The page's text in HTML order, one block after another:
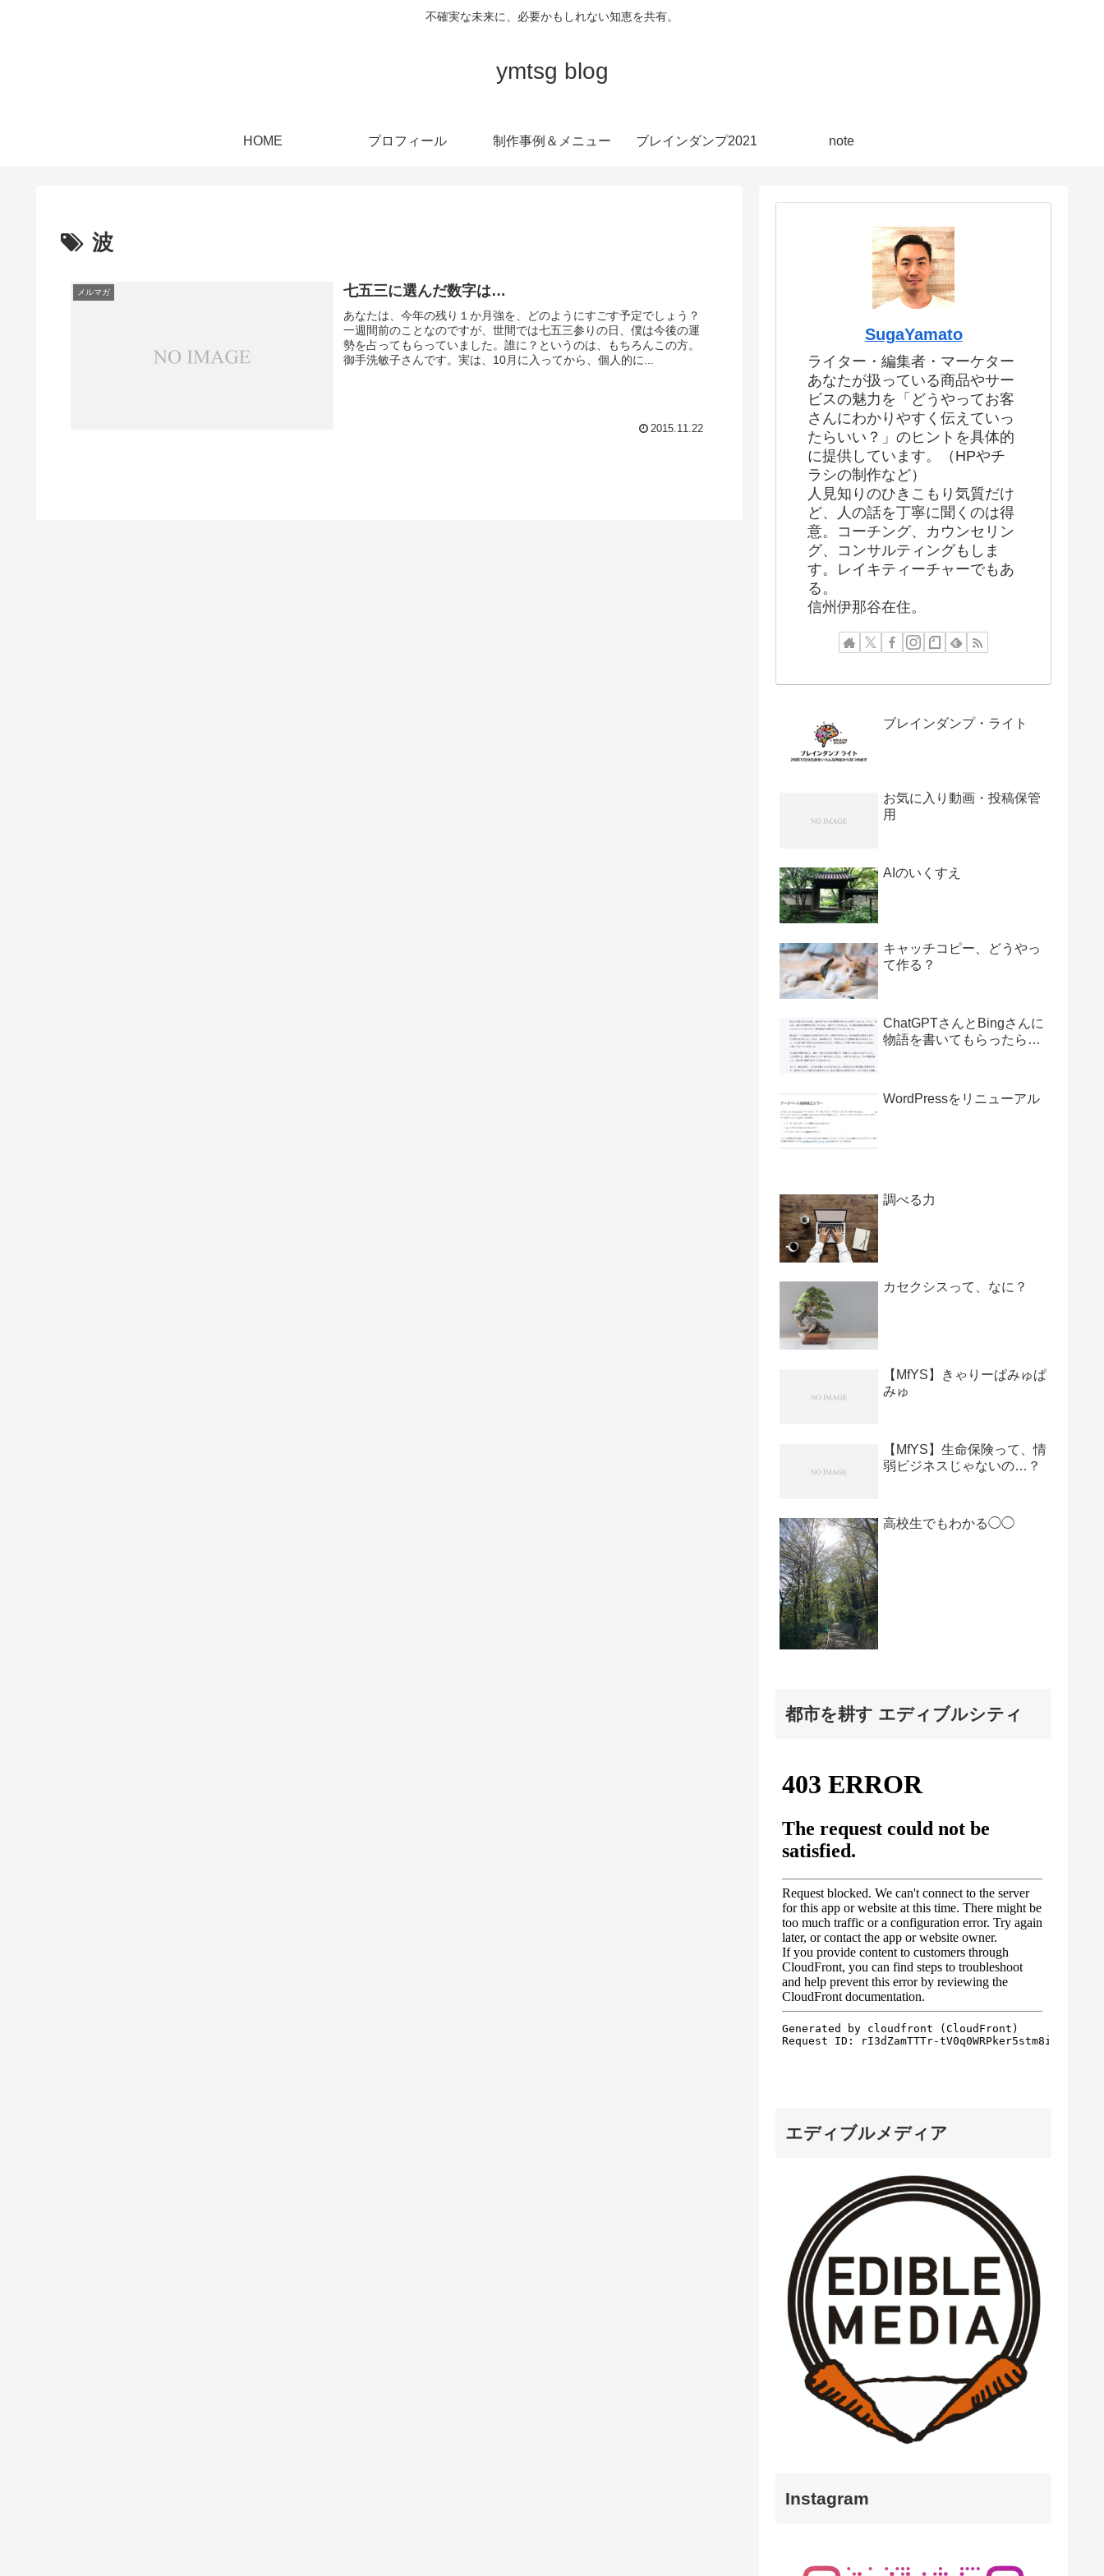
不確実な未来に、必要かもしれない知恵を共有。
ymtsg blog
HOME プロフィール 制作事例＆メニュー ブレインダンプ2021 note
波
メルマガ 七五三に選んだ数字は…
あなたは、今年の残り１か月強を、どのようにすごす予定でしょう？
一週間前のことなのですが、世間では七五三参りの日、僕は今後の運
勢を占ってもらっていました。誰に？というのは、もちろんこの方。
御手洗敏子さんです。実は、10月に入ってから、個人的に...
2015.11.22
SugaYamato
ライター・編集者・マーケター
あなたが扱っている商品やサー
ビスの魅力を「どうやってお客
さんにわかりやすく伝えていっ
たらいい？」のヒントを具体的
に提供しています。（HPやチ
ラシの制作など）
人見知りのひきこもり気質だけ
ど、人の話を丁寧に聞くのは得
意。コーチング、カウンセリン
グ、コンサルティングもしま
す。レイキティーチャーでもあ
る。
信州伊那谷在住。
ブレインダンプ・ライト
お気に入り動画・投稿保管
用
AIのいくすえ
キャッチコピー、どうやっ
て作る？
ChatGPTさんとBingさんに
物語を書いてもらったら…
WordPressをリニューアル
調べる力
カセクシスって、なに？
【MfYS】きゃりーぱみゅぱ
みゅ
【MfYS】生命保険って、情
弱ビジネスじゃないの…？
高校生でもわかる◯◯
都市を耕す エディブルシティ
エディブルメディア
Instagram